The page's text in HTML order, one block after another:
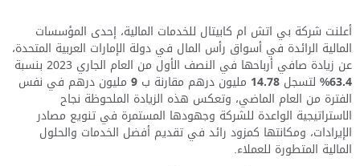
أعلنت شركة بي اتش ام كابيتال للخدمات المالية، إحدى المؤسسات
المالية الرائدة في أسواق رأس المال في دولة الإمارات العربية المتحدة،
عن زيادة صافي أرباحها في النصف الأول من العام الجاري 2023 بنسبة
63.4% لتسجل 14.78 مليون درهم مقارنة ب 9 مليون درهم في نفس
الفترة من العام الماضي، وتعكس هذه الزيادة الملحوظة نجاح
الاستراتيجية الواعدة للشركة وجهودها المستمرة في تنويع مصادر
الإيرادات، ومكانتها كمزود رائد في تقديم أفضل الخدمات والحلول
المالية المتطورة للعملاء.